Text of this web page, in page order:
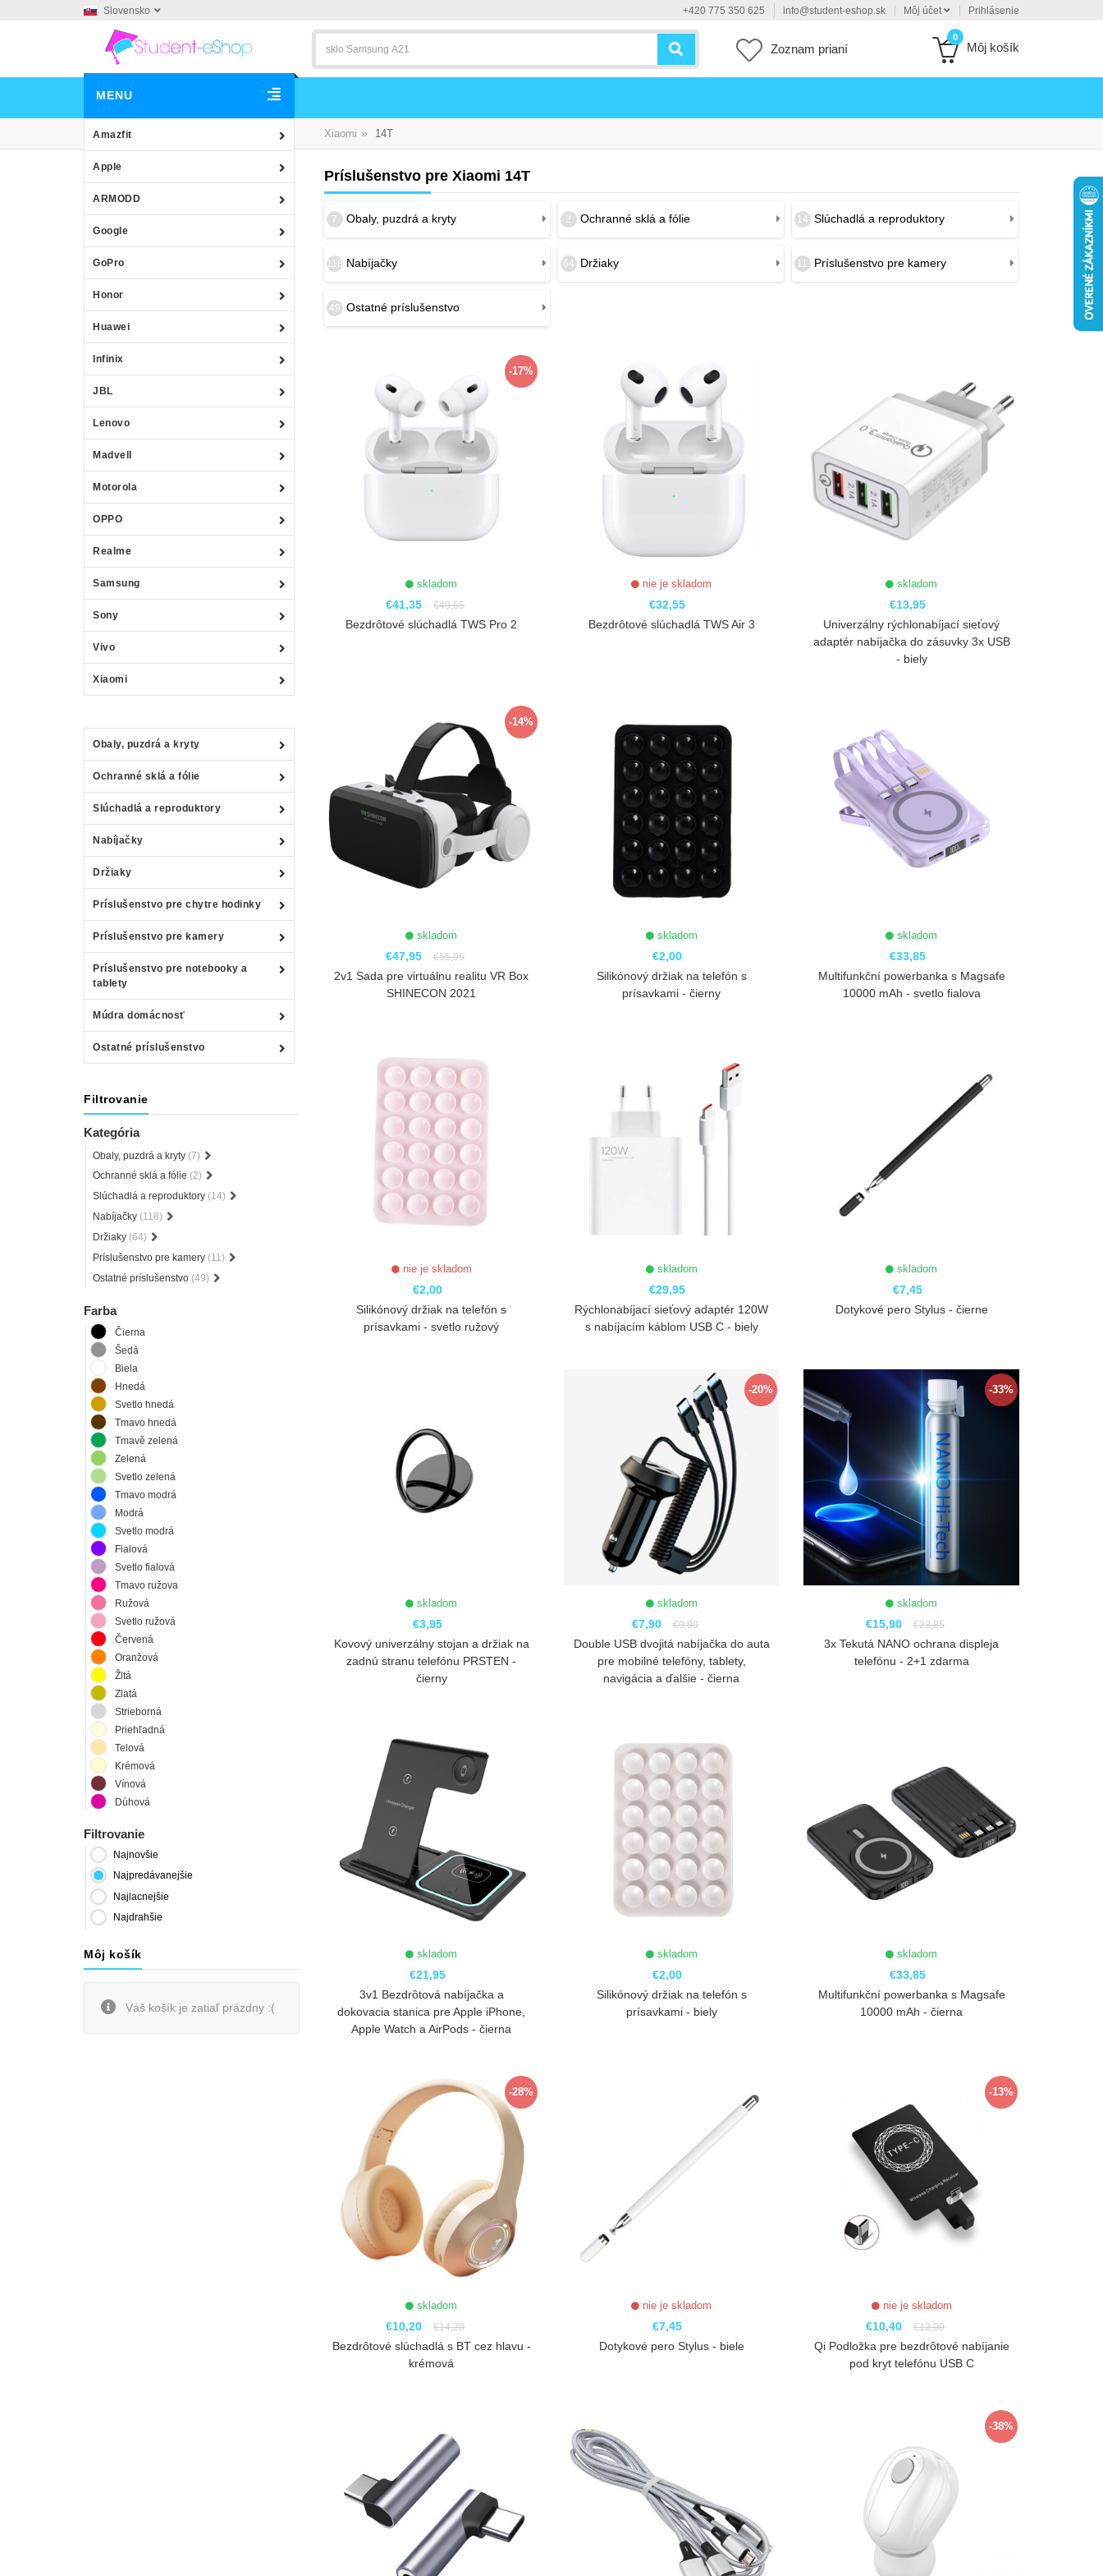
Slovensko +420 775 350 625 info@student-eshop.sk Môj účet Prihlásenie
Zoznam prianí
0
Môj košík
MENU
Amazfit
Apple
ARMODD
Google
GoPro
Honor
Huawei
Infinix
JBL
Lenovo
Madvell
Motorola
OPPO
Realme
Samsung
Sony
Vivo
Xiaomi
Obaly, puzdrá a kryty
Ochranné sklá a fólie
Slúchadlá a reproduktory
Nabíjačky
Držiaky
Príslušenstvo pre chytre hodinky
Príslušenstvo pre kamery
Príslušenstvo pre notebooky a
tablety
Múdra domácnosť
Ostatné príslušenstvo
Xiaomi » 14T
Filtrovanie
Kategória
Obaly, puzdrá a kryty (7)
Ochranné sklá a fólie (2)
Slúchadlá a reproduktory (14)
Nabíjačky (118)
Držiaky (64)
Príslušenstvo pre kamery (11)
Ostatné príslušenstvo (49)
Farba
Čierna
Šedá
Biela
Hnedá
Svetlo hnedá
Tmavo hnedá
Tmavě zelená
Zelená
Svetlo zelená
Tmavo modrá
Modrá
Svetlo modrá
Fialová
Svetlo fialová
Tmavo ružova
Ružová
Svetlo ružová
Červená
Oranžová
Žltá
Zlatá
Strieborná
Priehľadná
Telová
Krémová
Vínová
Dúhová
Filtrovanie
Najnovšie
Najpredávanejšie
Najlacnejšie
Najdrahšie
Môj košík
Váš košík je zatiaľ prázdny :(
Príslušenstvo pre Xiaomi 14T
7 Obaly, puzdrá a kryty 2 Ochranné sklá a fólie 14 Slúchadlá a reproduktory
118 Nabíjačky 64 Držiaky 11 Príslušenstvo pre kamery
49 Ostatné príslušenstvo
-17%
skladom
€41,35 €49,65
Bezdrôtové slúchadlá TWS Pro 2
nie je skladom
€32,55
Bezdrôtové slúchadlá TWS Air 3
skladom
€13,95
Univerzálny rýchlonabíjací sieťový
adaptér nabíjačka do zásuvky 3x USB
- biely
-14%
skladom
€47,95 €55,95
2v1 Sada pre virtuálnu realitu VR Box
SHINECON 2021
skladom
€2,00
Silikónový držiak na telefón s
prísavkami - čierny
skladom
€33,85
Multifunkční powerbanka s Magsafe
10000 mAh - svetlo fialova
nie je skladom
€2,00
Silikónový držiak na telefón s
prísavkami - svetlo ružový
skladom
€29,95
Rýchlonabíjací sieťový adaptér 120W
s nabíjacím káblom USB C - biely
skladom
€7,45
ZOBRAZIŤ
Dotykové pero Stylus - čierne
skladom
€3,95
Kovový univerzálny stojan a držiak na
zadnú stranu telefónu PRSTEN -
čierny
-20%
skladom
€7,90 €9,90
Double USB dvojitá nabíjačka do auta
pre mobilné telefóny, tablety,
navigácia a ďalšie - čierna
-33%
skladom
€15,90 €23,85
3x Tekutá NANO ochrana displeja
telefónu - 2+1 zdarma
skladom
€21,95
ZOBRAZIŤ
3v1 Bezdrôtová nabíjačka a
dokovacia stanica pre Apple iPhone,
Apple Watch a AirPods - čierna
skladom
€2,00
Silikónový držiak na telefón s
prísavkami - biely
skladom
€33,85
Multifunkční powerbanka s Magsafe
10000 mAh - čierna
-28%
skladom
€10,20 €14,20
Bezdrôtové slúchadlá s BT cez hlavu -
krémová
nie je skladom
€7,45
Dotykové pero Stylus - biele
-13%
nie je skladom
€10,40 €12,00
Qi Podložka pre bezdrôtové nabíjanie
pod kryt telefónu USB C
-38%